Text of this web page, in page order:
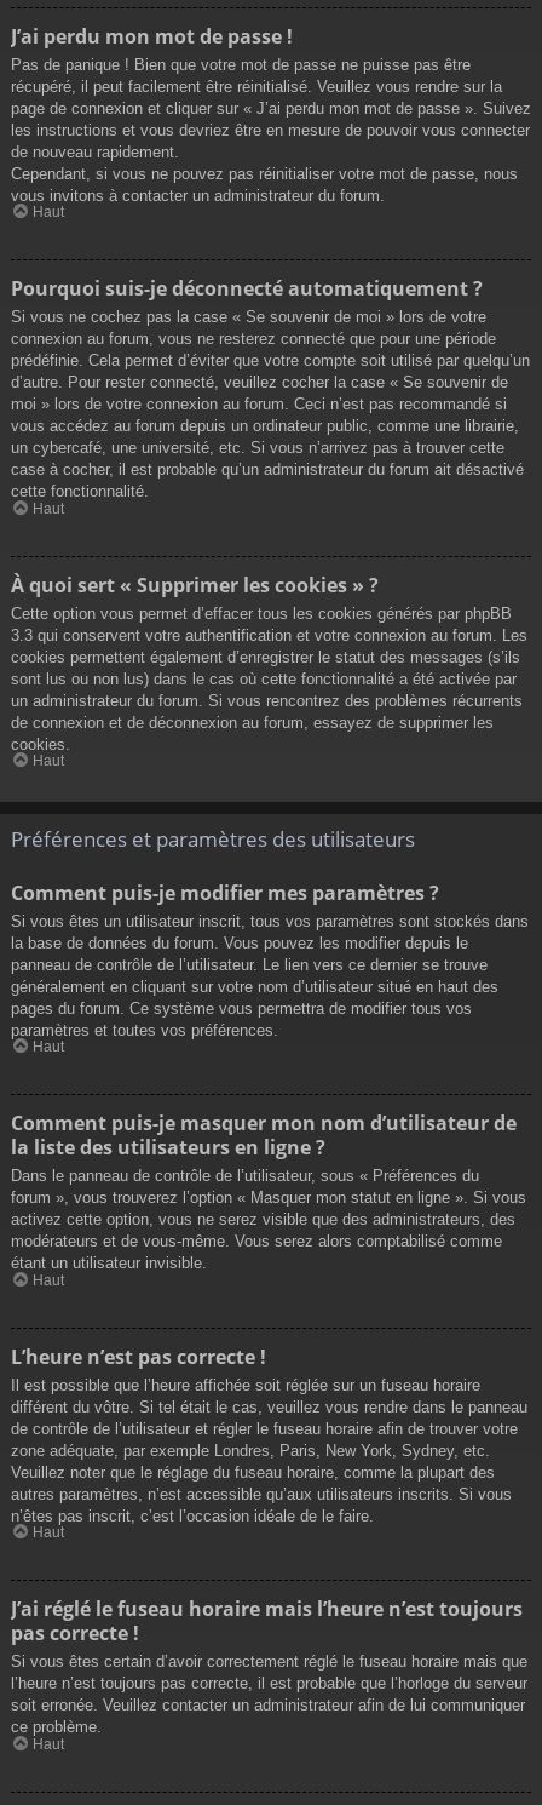
J’ai perdu mon mot de passe !
Pas de panique ! Bien que votre mot de passe ne puisse pas être
récupéré, il peut facilement être réinitialisé. Veuillez vous rendre sur la
page de connexion et cliquer sur « J’ai perdu mon mot de passe ». Suivez
les instructions et vous devriez être en mesure de pouvoir vous connecter
de nouveau rapidement.
Cependant, si vous ne pouvez pas réinitialiser votre mot de passe, nous
vous invitons à contacter un administrateur du forum.
Haut
Pourquoi suis-je déconnecté automatiquement ?
Si vous ne cochez pas la case « Se souvenir de moi » lors de votre
connexion au forum, vous ne resterez connecté que pour une période
prédéfinie. Cela permet d’éviter que votre compte soit utilisé par quelqu’un
d’autre. Pour rester connecté, veuillez cocher la case « Se souvenir de
moi » lors de votre connexion au forum. Ceci n’est pas recommandé si
vous accédez au forum depuis un ordinateur public, comme une librairie,
un cybercafé, une université, etc. Si vous n’arrivez pas à trouver cette
case à cocher, il est probable qu’un administrateur du forum ait désactivé
cette fonctionnalité.
Haut
À quoi sert « Supprimer les cookies » ?
Cette option vous permet d’effacer tous les cookies générés par phpBB
3.3 qui conservent votre authentification et votre connexion au forum. Les
cookies permettent également d’enregistrer le statut des messages (s’ils
sont lus ou non lus) dans le cas où cette fonctionnalité a été activée par
un administrateur du forum. Si vous rencontrez des problèmes récurrents
de connexion et de déconnexion au forum, essayez de supprimer les
cookies.
Haut
Préférences et paramètres des utilisateurs
Comment puis-je modifier mes paramètres ?
Si vous êtes un utilisateur inscrit, tous vos paramètres sont stockés dans
la base de données du forum. Vous pouvez les modifier depuis le
panneau de contrôle de l’utilisateur. Le lien vers ce dernier se trouve
généralement en cliquant sur votre nom d’utilisateur situé en haut des
pages du forum. Ce système vous permettra de modifier tous vos
paramètres et toutes vos préférences.
Haut
Comment puis-je masquer mon nom d’utilisateur de
la liste des utilisateurs en ligne ?
Dans le panneau de contrôle de l’utilisateur, sous « Préférences du
forum », vous trouverez l’option « Masquer mon statut en ligne ». Si vous
activez cette option, vous ne serez visible que des administrateurs, des
modérateurs et de vous-même. Vous serez alors comptabilisé comme
étant un utilisateur invisible.
Haut
L’heure n’est pas correcte !
Il est possible que l’heure affichée soit réglée sur un fuseau horaire
différent du vôtre. Si tel était le cas, veuillez vous rendre dans le panneau
de contrôle de l’utilisateur et régler le fuseau horaire afin de trouver votre
zone adéquate, par exemple Londres, Paris, New York, Sydney, etc.
Veuillez noter que le réglage du fuseau horaire, comme la plupart des
autres paramètres, n’est accessible qu’aux utilisateurs inscrits. Si vous
n’êtes pas inscrit, c’est l’occasion idéale de le faire.
Haut
J’ai réglé le fuseau horaire mais l’heure n’est toujours
pas correcte !
Si vous êtes certain d’avoir correctement réglé le fuseau horaire mais que
l’heure n’est toujours pas correcte, il est probable que l’horloge du serveur
soit erronée. Veuillez contacter un administrateur afin de lui communiquer
ce problème.
Haut